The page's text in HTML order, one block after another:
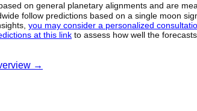
on general planetary alignments and are
follow predictions based on a single moon
you may consider a personalized
at this link to assess how well the
→